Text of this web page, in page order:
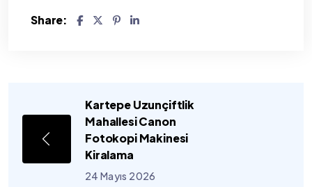
Share:
Kartepe Uzunçiftlik
Mahallesi Canon
Fotokopi Makinesi
Kiralama
24 Mayıs 2026